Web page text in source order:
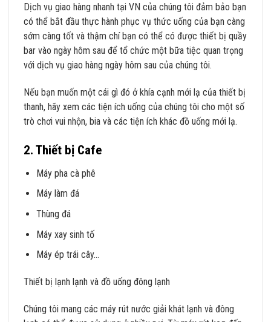
Dịch vụ giao hàng nhanh tại VN của chúng tôi đảm bảo bạn
có thể bắt đầu thực hành phục vụ thức uống của bạn càng
sớm càng tốt và thậm chí bạn có thể có được thiết bị quầy
bar vào ngày hôm sau để tổ chức một bữa tiệc quan trọng
với dịch vụ giao hàng ngày hôm sau của chúng tôi.
Nếu bạn muốn một cái gì đó ở khía cạnh mới lạ của thiết bị
thanh, hãy xem các tiện ích uống của chúng tôi cho một số
trò chơi vui nhộn, bia và các tiện ích khác đồ uống mới lạ.
2. Thiết bị Cafe
Máy pha cà phê
Máy làm đá
Thùng đá
Máy xay sinh tố
Máy ép trái cây…
Thiết bị lạnh lạnh và đồ uống đông lạnh
Chúng tôi mang các máy rút nước giải khát lạnh và đông